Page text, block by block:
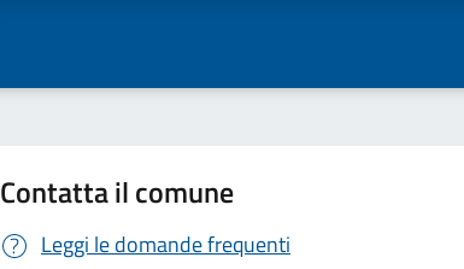
Contatta il comune
Leggi le domande frequenti